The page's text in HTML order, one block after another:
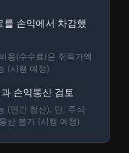
를 손익에서 차감했
용(수수료)은 취득가액
(시행 예정)
손익통산 검토
(연간 합산). 단, 주식·
산 불가 (시행 예정)